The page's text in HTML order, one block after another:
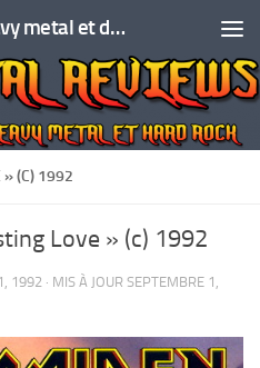
Chroniques albums de heavy metal et de hard rock
» (C) 1992
Love » (c) 1992
1992 · MIS À JOUR SEPTEMBRE 1,